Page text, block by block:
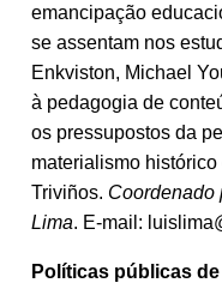
emancipação
se assentam nos
Enkviston, Michael
à pedagogia de
os pressupostos da
materialismo
Triviños. Coordenado
Lima. E-mail:
Políticas públicas